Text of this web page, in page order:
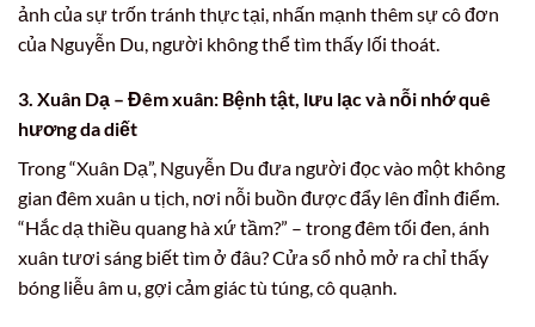
ảnh của sự trốn tránh thực tại, nhấn mạnh thêm sự cô đơn
của Nguyễn Du, người không thể tìm thấy lối thoát.
3. Xuân Dạ – Đêm xuân: Bệnh tật, lưu lạc và nỗi nhớ quê
hương da diết
Trong “Xuân Dạ”, Nguyễn Du đưa người đọc vào một không
gian đêm xuân u tịch, nơi nỗi buồn được đẩy lên đỉnh điểm.
“Hắc dạ thiều quang hà xứ tầm?” – trong đêm tối đen, ánh
xuân tươi sáng biết tìm ở đâu? Cửa sổ nhỏ mở ra chỉ thấy
bóng liễu âm u, gợi cảm giác tù túng, cô quạnh.